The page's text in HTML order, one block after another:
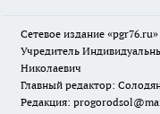
Сетевое издание «pgr76.ru»
Учредитель
Николаевич
Главный редактор:
Редакция: